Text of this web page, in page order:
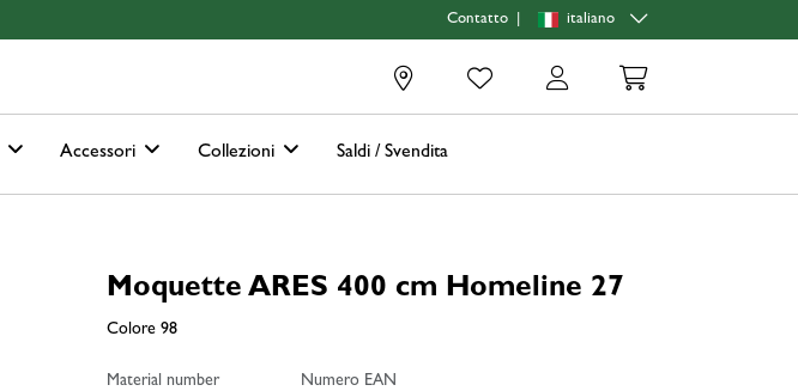
Contatto italiano
Accessori Collezioni Saldi / Svendita
Moquette ARES 400 cm Homeline 27
Colore 98
Material number
Numero EAN